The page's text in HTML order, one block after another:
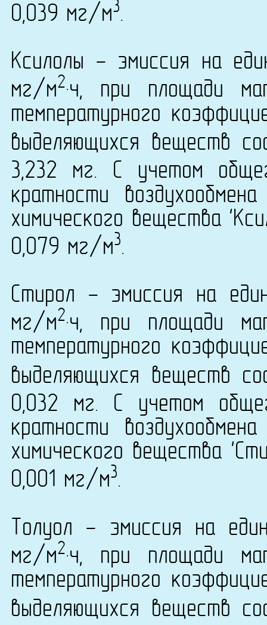
0,039 мг/м3.
Ксилолы - эмиссия на
мг/м2·ч, при площади
температурного
выделяющихся веществ
3,232 мг. С учетом
кратности
химического вещества
0,079 мг/м3.
Стирол - эмиссия на
мг/м2·ч, при площади
температурного
выделяющихся веществ
0,032 мг. С учетом
кратности
химического вещества
0,001 мг/м3.
Толуол - эмиссия на
мг/м2·ч, при площади
температурного
выделяющихся веществ